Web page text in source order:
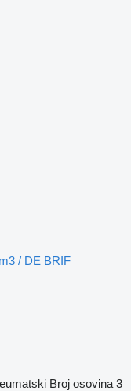
/ DE BRIF
Broj osovina 3